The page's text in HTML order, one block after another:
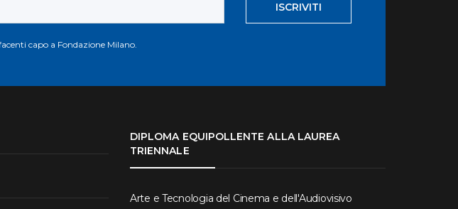
ISCRIVITI
capo a Fondazione Milano.
DIPLOMA EQUIPOLLENTE ALLA LAUREA
TRIENNALE
Arte e Tecnologia del Cinema e dell'Audiovisivo